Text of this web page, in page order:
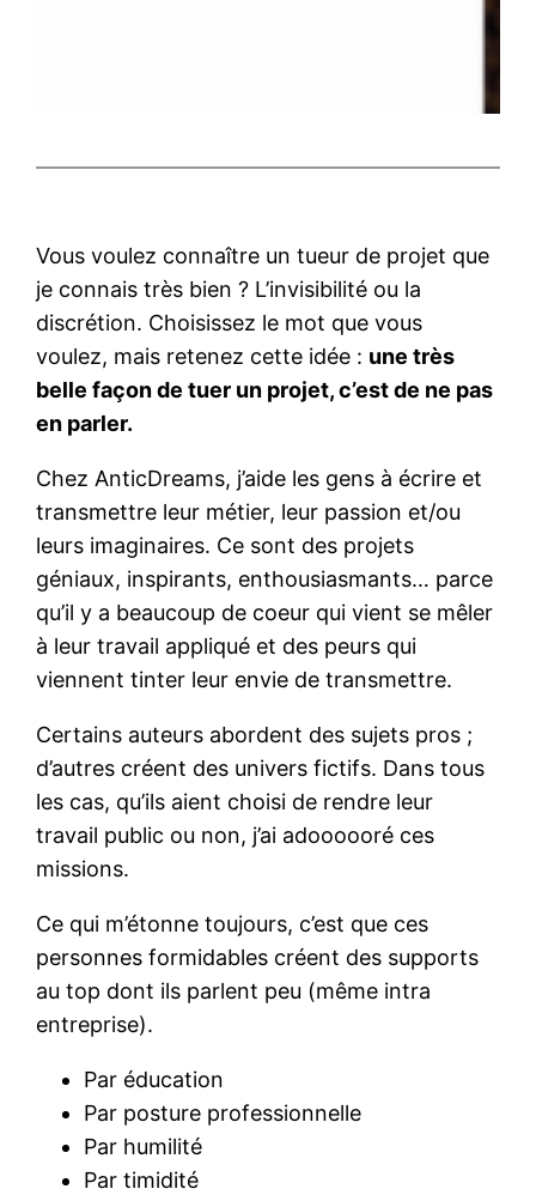
Vous voulez connaître un tueur de projet que
je connais très bien ? L’invisibilité ou la
discrétion. Choisissez le mot que vous
voulez, mais retenez cette idée : une très
belle façon de tuer un projet, c’est de ne pas
en parler.
Chez AnticDreams, j’aide les gens à écrire et
transmettre leur métier, leur passion et/ou
leurs imaginaires. Ce sont des projets
géniaux, inspirants, enthousiasmants… parce
qu’il y a beaucoup de coeur qui vient se mêler
à leur travail appliqué et des peurs qui
viennent tinter leur envie de transmettre.
Certains auteurs abordent des sujets pros ;
d’autres créent des univers fictifs. Dans tous
les cas, qu’ils aient choisi de rendre leur
travail public ou non, j’ai adoooooré ces
missions.
Ce qui m’étonne toujours, c’est que ces
personnes formidables créent des supports
au top dont ils parlent peu (même intra
entreprise).
Par éducation
Par posture professionnelle
Par humilité
Par timidité